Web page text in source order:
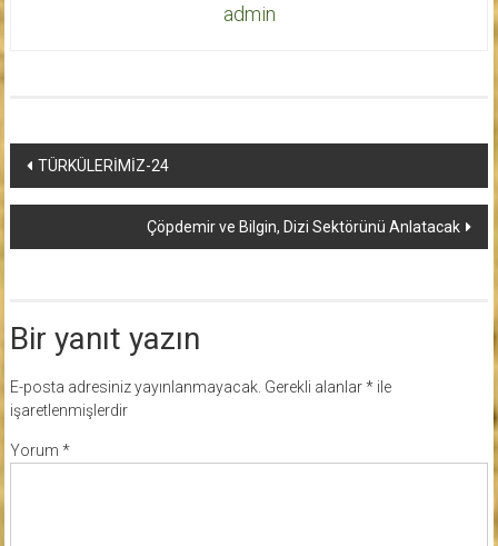
admin
Yazı
dolaşımı
TÜRKÜLERİMİZ-24
Çöpdemir ve Bilgin, Dizi Sektörünü Anlatacak
Bir yanıt yazın
E-posta adresiniz yayınlanmayacak. Gerekli alanlar*ile
işaretlenmişlerdir
Yorum *